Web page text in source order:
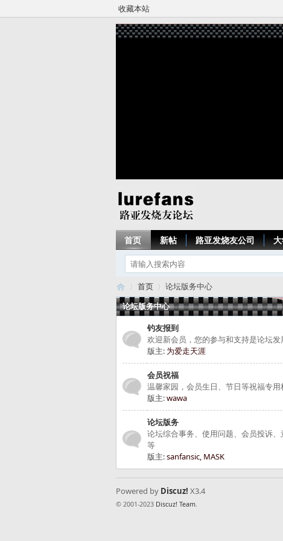
收藏本站
首页 新帖 路亚发烧友公司
路 »
首页
›
论坛版务中心
论坛版务中心
钓友报到
欢迎新会员，您的参与和支持是论坛发
版主: 为爱走天涯
会员祝福
温馨家园，会员生日、节日等祝福专用
版主:wawa
论坛版务
论坛综合事务、使用问题、会员投诉
等
版主:sanfansic, MASK
Powered by Discuz! X3.4
© 2001-2023 Discuz! Team.